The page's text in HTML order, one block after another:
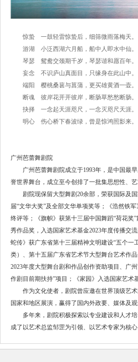
惊蛰
一鼓轻雷惊蛰后，细筛微雨落梅天。
游湖
小泛西湖六月船，船中人即水中仙。
琴瑟
鸳鸯交颈期千岁，琴瑟谐和愿百年。
妄念
不识庐山真面目，只缘身在此山中。
端阳
樱桃桑葚与菖蒲，更买雄黄酒一壶。
断魂
彼岸花开开彼岸，断肠草愁愁断肠。
抉择
一念起天涯咫尺，一念灭咫尺天涯。
明心
伤心桥下春波绿，曾是惊鸿照影来。
广州芭蕾舞剧院
广州芭蕾舞剧院成立于1993年，是中国最早
誉世界舞台，成立至今创排了一批集思想性、
剧院现保留大型舞剧20余部，荣获国际及国
届“文华大奖”及全部文华单项奖等；《浩然铁
终评等；《旗帜》获第十三届中国舞蹈“荷花奖
秀作品奖，入选国家艺术基金2023年度传播交
蛇传》获广东省第十三届精神文明建设“五个
类）、第十五届广东省艺术节大型舞台艺术作
2023年度大型舞台剧和作品创作资助项目、广
作剧目前期扶持”项目；《家园》入选国家艺术
作为文化使者，剧院曾应邀在世界顶级艺术
国家和地区展演，赢得了国内外政要、媒体及
多年来，剧院积极探索以专业建设和人才培
成了以艺术总监邹罡为引领、以艺术专家为核